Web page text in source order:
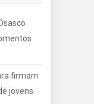
firmam
jovens